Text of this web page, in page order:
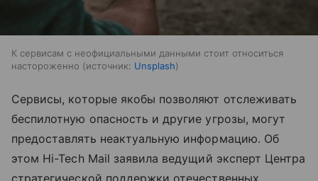
К сервисам с неофициальными данными стоит относиться
настороженно
источник: Unsplash
Сервисы, которые якобы позволяют отслеживать
беспилотную опасность и другие угрозы, могут
предоставлять неактуальную информацию. Об
этом Hi-Tech Mail заявила ведущий эксперт Центра
стратегической поддержки отечественных